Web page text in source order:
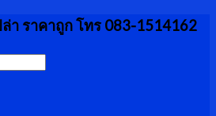
ล่า ราคาถูก โทร 083-1514162